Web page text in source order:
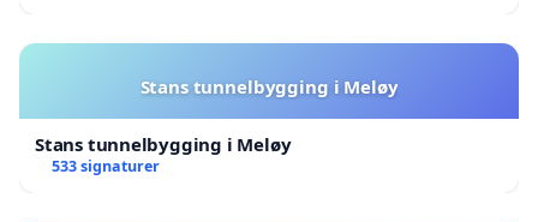
Stans tunnelbygging i Meløy
Stans tunnelbygging i Meløy
533 signaturer